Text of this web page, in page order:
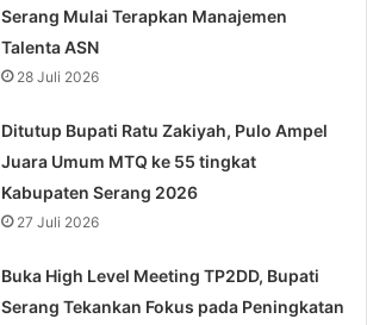
Serang Mulai Terapkan Manajemen
Talenta ASN
28 Juli 2026
Ditutup Bupati Ratu Zakiyah, Pulo Ampel
Juara Umum MTQ ke 55 tingkat
Kabupaten Serang 2026
27 Juli 2026
Buka High Level Meeting TP2DD, Bupati
Serang Tekankan Fokus pada Peningkatan